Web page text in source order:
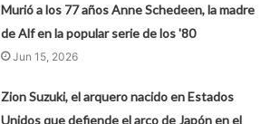
Murió a los 77 años Anne Schedeen, la madre
de Alf en la popular serie de los '80
Jun 15, 2026
Zion Suzuki, el arquero nacido en Estados
Unidos que defiende el arco de Japón en el